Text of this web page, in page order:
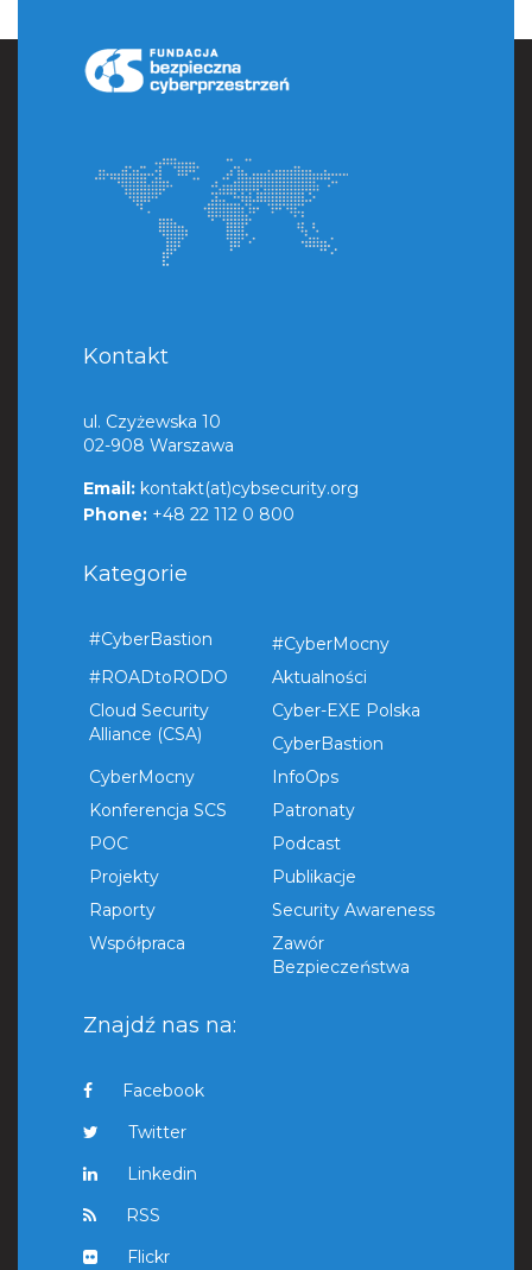
Kontakt
ul. Czyżewska 10
02-908 Warszawa
Email: kontakt(at)cybsecurity.org
Phone: +48 22 112 0 800
Kategorie
#CyberBastion
#CyberMocny
#ROADtoRODO
Aktualności
Cloud Security
Alliance (CSA)
Cyber-EXE Polska
CyberBastion
CyberMocny
InfoOps
Konferencja SCS
Patronaty
POC
Podcast
Projekty
Publikacje
Raporty
Security Awareness
Współpraca
Zawór
Bezpieczeństwa
Znajdź nas na:
Facebook
Twitter
Linkedin
RSS
Flickr